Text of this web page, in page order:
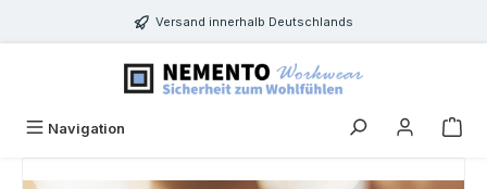
Zum Hauptinhalt springenVersand innerhalb Deutschlands
Navigation